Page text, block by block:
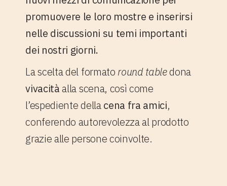
promuovere le loro mostre e inserirsi
nelle discussioni su temi importanti
dei nostri giorni.
La scelta del formato round tabledona
vivacitàalla scena, così come
l’espediente dellacena fra amici,
conferendo autorevolezza al prodotto
grazie alle persone coinvolte.